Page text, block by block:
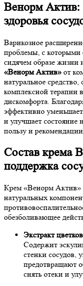
Венорм Актив:
здоровья
Варикозное
проблемы, с которыми
сидячем образе
«Венорм Актив» от
натуральное
комплексной терапии
дискомфорта.
эффективно
и улучшает состояние
пользу и
Состав крема
поддержка
Крем «Венорм Актив»
натуральных
обезболивающее
Экстракт
Содержит
стенки сосудов,
предотвращают
снять отеки и